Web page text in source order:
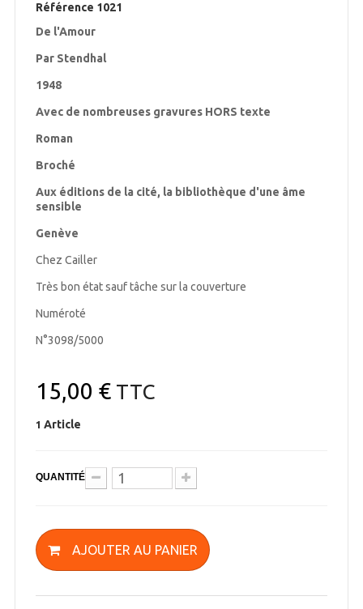
Référence 1021
De l'Amour
Par Stendhal
1948
Avec de nombreuses gravures HORS texte
Roman
Broché
Aux éditions de la cité, la bibliothèque d'une âme
sensible
Genève
Chez Cailler
Très bon état sauf tâche sur la couverture
Numéroté
N°3098/5000
15,00 €TTC
1 Article
QUANTITÉ
AJOUTER AU PANIER